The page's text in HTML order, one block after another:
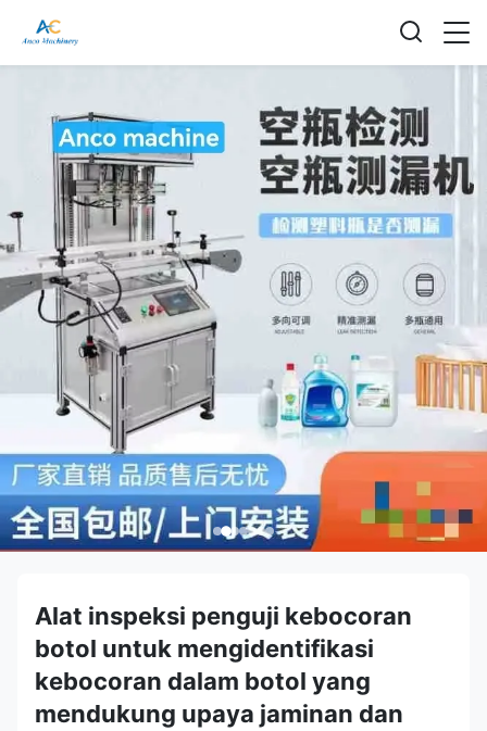
Alat inspeksi penguji kebocoran
botol untuk mengidentifikasi
kebocoran dalam botol yang
mendukung upaya jaminan dan